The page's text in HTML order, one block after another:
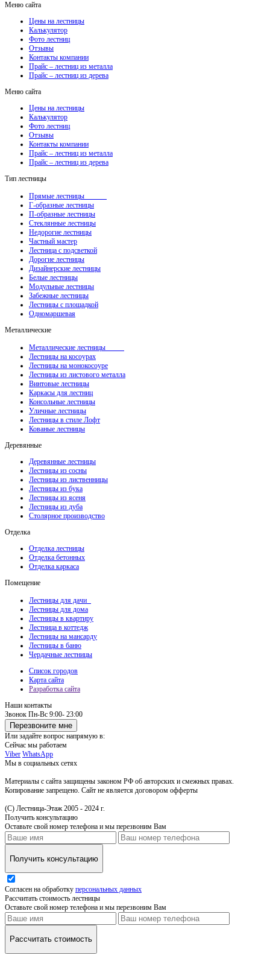
Меню сайта
Цены на лестницы
Калькулятор
Фото лестниц
Отзывы
Контакты компании
Прайс – лестниц из металла
Прайс – лестниц из дерева
Меню сайта
Цены на лестницы
Калькулятор
Фото лестниц
Отзывы
Контакты компании
Прайс – лестниц из металла
Прайс – лестниц из дерева
Тип лестницы
Прямые лестницы
Г-образные лестницы
П-образные лестницы
Стеклянные лестницы
Недорогие лестницы
Частный мастер
Лестница с подсветкой
Дорогие лестницы
Дизайнерские лестницы
Белые лестницы
Модульные лестницы
Забежные лестницы
Лестницы с площадкой
Одномаршевая
Металлические
Металлические лестницы
Лестницы на косоурах
Лестницы на монокосоуре
Лестницы из листового металла
Винтовые лестницы
Каркасы для лестниц
Консольные лестницы
Уличные лестницы
Лестницы в стиле Лофт
Кованые лестницы
Деревянные
Деревянные лестницы
Лестницы из сосны
Лестницы из лиственницы
Лестницы из бука
Лестницы из ясеня
Лестницы из дуба
Столярное производство
Отделка
Отделка лестницы
Отделка бетонных
Отделка каркаса
Помещение
Лестницы для дачи
Лестницы для дома
Лестницы в квартиру
Лестница в коттедж
Лестницы на мансарду
Лестницы в баню
Чердачные лестницы
Список городов
Карта сайта
Разработка сайта
Наши контакты
Звонок Пн-Вс 9:00- 23:00
Перезвоните мне
Или задайте вопрос напрямую в:
Сейчас мы работаем
Viber WhatsApp
Мы в социальных сетях
Материалы с сайта защищены законом РФ об авторских и смежных правах.
Копирование запрещено. Сайт не является договором офферты
(С) Лестница-Этаж 2005 - 2024 г.
Получить консультацию
Оставьте свой номер телефона и мы перезвоним Вам
Получить консультацию
Согласен на обработку персональных данных
Рассчитать стоимость лестницы
Оставьте свой номер телефона и мы перезвоним Вам
Рассчитать стоимость